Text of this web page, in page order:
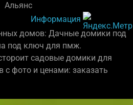
Альянс
Информация
домов: Дачные домики под
под ключ для пмж.
садовые домики для
с фото и ценами: заказать